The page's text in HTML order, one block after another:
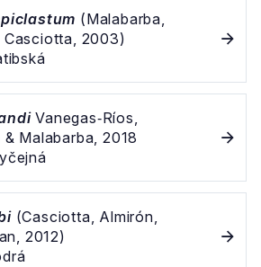
(Malabarba,
Casciotta, 2003)
Vanegas‐Ríos,
Malabarba, 2018
(Casciotta, Almirón,
2012)